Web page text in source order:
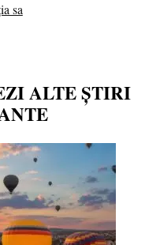
sa
ALTE ȘTIRI